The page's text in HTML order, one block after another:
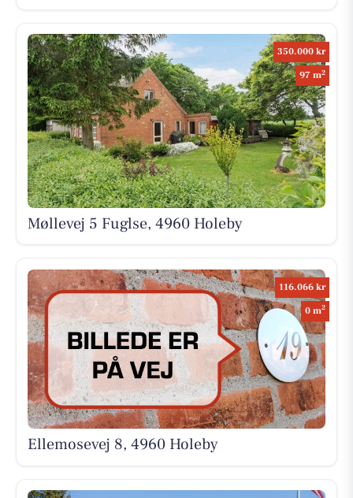
350.000 kr
97 m2
Møllevej 5 Fuglse, 4960 Holeby
116.066 kr
0 m2
Ellemosevej 8, 4960 Holeby